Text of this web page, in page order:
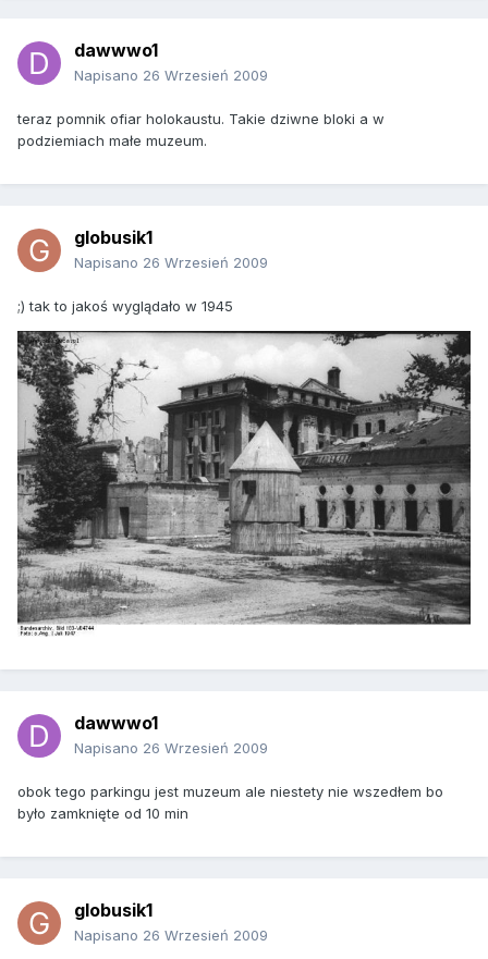
dawwwo1
Napisano 26 Wrzesień 2009
teraz pomnik ofiar holokaustu. Takie dziwne bloki a w
podziemiach małe muzeum.
globusik1
Napisano 26 Wrzesień 2009
;) tak to jakoś wyglądało w 1945
dawwwo1
Napisano 26 Wrzesień 2009
obok tego parkingu jest muzeum ale niestety nie wszedłem bo
było zamknięte od 10 min
globusik1
Napisano 26 Wrzesień 2009